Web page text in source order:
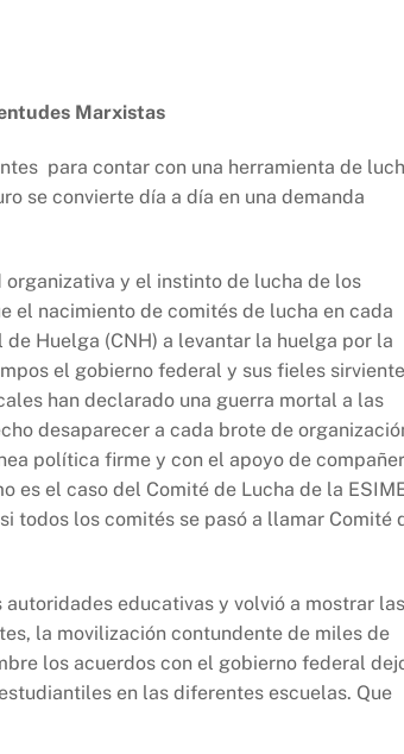
Marxistas
para contar con una herramienta de
se convierte día a día en una demanda
y el instinto de lucha de los
el nacimiento de comités de lucha en cada
Huelga (CNH) a levantar la huelga por la
el gobierno federal y sus fieles
han declarado una guerra mortal a las
desaparecer a cada brote de
política firme y con el apoyo de
es el caso del Comité de Lucha de la
todos los comités se pasó a llamar Comité
educativas y volvió a mostrar las
la movilización contundente de miles de
los acuerdos con el gobierno federal
en las diferentes escuelas. Que